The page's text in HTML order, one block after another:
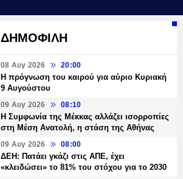
ΔΗΜΟΦΙΛΗ
08 Αυγ 2026 20:00
Η πρόγνωση του καιρού για αύριο Κυριακή
9 Αυγούστου
09 Αυγ 2026 08:10
Η Συμφωνία της Μέκκας αλλάζει ισορροπίες
στη Μέση Ανατολή, η στάση της Αθήνας
09 Αυγ 2026 08:00
ΔΕΗ: Πατάει γκάζι στις ΑΠΕ, έχει
«κλειδώσει» το 81% του στόχου για το 2030